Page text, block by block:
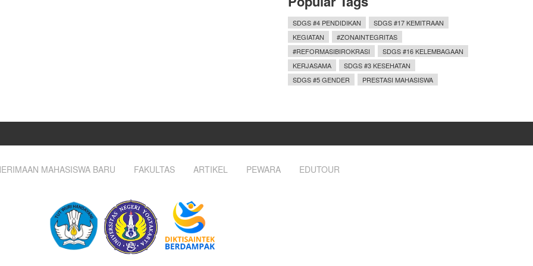
SDGS #4 PENDIDIKAN
SDGS #17 KEMITRAAN
KEGIATAN
#ZONAINTEGRITAS
#REFORMASIBIROKRASI
SDGS #16 KELEMBAGAAN
KERJASAMA
SDGS #3 KESEHATAN
SDGS #5 GENDER
PRESTASI MAHASISWA
MAHASISWA BARU FAKULTAS ARTIKEL PEWARA EDUTOUR